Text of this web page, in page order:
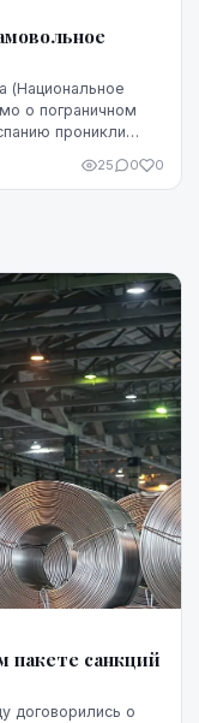
(Национальное
о пограничном
проникли
25 0 0
пакете санкций
договорились о